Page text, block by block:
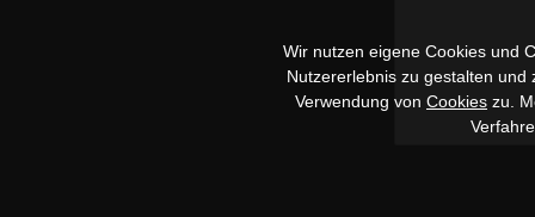
Wir nutzen eigene Cookies und
Nutzererlebnis zu gestalten
Verwendung von Cookies zu.